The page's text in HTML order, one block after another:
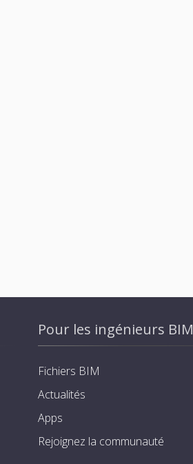
Pour les ingénieurs BIM
Fichiers BIM
Actualités
Apps
Rejoignez la communauté